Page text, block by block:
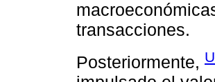
transacciones.
Posteriormente,